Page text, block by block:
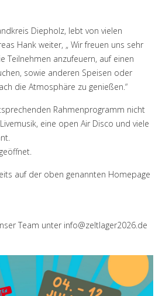
Diepholz, lebt von vielen
Hank weiter, „ Wir freuen uns sehr
Teilnehmen anzufeuern, auf einen
sowie anderen Speisen oder
die Atmosphäre zu genießen.“
Rahmenprogramm nicht
eine open Air Disco und viele
auf der oben genannten Homepage
Team unter info@zeltlager2026.de